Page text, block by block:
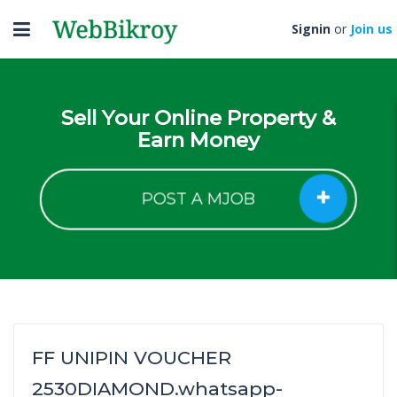
Toggle
navigation
Signin or Join us
Sell Your Online Property &
Earn Money
POST A MJOB
FF UNIPIN VOUCHER
2530DIAMOND.whatsapp-